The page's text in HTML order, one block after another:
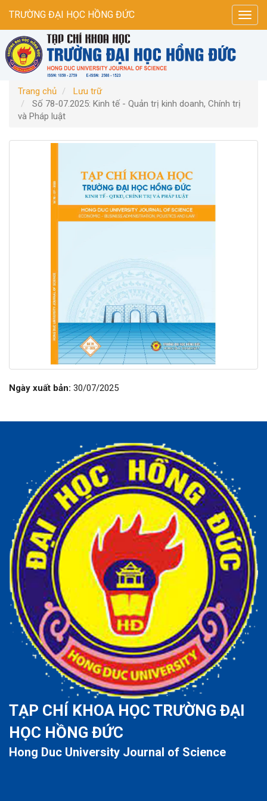
hướng
chính
Nội
dung
chính
Thanh
bên
TRƯỜNG ĐẠI HỌC HỒNG ĐỨC
Trang chủ
Lưu trữ
Số 78-07.2025: Kinh tế - Quản trị kinh doanh, Chính trị
và Pháp luật
Ngày xuất bản: 30/07/2025
TẠP CHÍ KHOA HỌC TRƯỜNG ĐẠI
HỌC HỒNG ĐỨC
Hong Duc University Journal of Science